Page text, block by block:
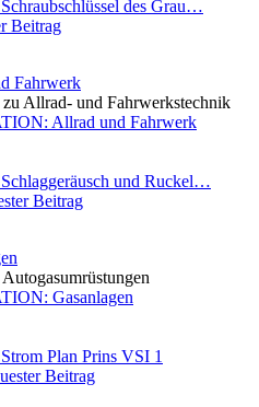
des Grau…
Beitrag
Fahrwerk
Allrad- und Fahrwerkstechnik
Allrad und Fahrwerk
und Ruckel…
Beitrag
Gasanlagen
Plan Prins VSI 1
Beitrag